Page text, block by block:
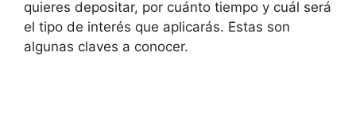
quieres depositar, por cuánto tiempo y cuál será
el tipo de interés que aplicarás. Estas son
algunas claves a conocer.